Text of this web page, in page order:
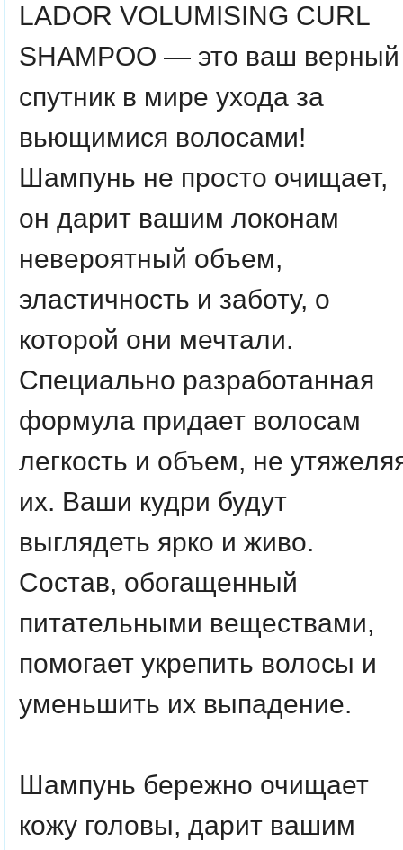
LADOR VOLUMISING CURL
SHAMPOO — это ваш верный
спутник в мире ухода за
вьющимися волосами!
Шампунь не просто очищает,
он дарит вашим локонам
невероятный объем,
эластичность и заботу, о
которой они мечтали.
Специально разработанная
формула придает волосам
легкость и объем, не
их. Ваши кудри будут
выглядеть ярко и живо.
Состав, обогащенный
питательными веществами,
помогает укрепить волосы и
уменьшить их выпадение.
Шампунь бережно очищает
кожу головы, дарит вашим